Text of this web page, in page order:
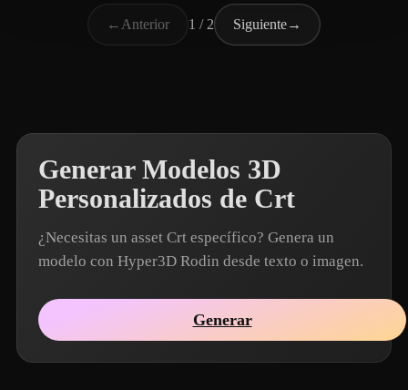
← Anterior 1 / 2 Siguiente→
Generar Modelos 3D
Personalizados de Crt
¿Necesitas un asset Crt específico? Genera un
modelo con Hyper3D Rodin desde texto o imagen.
Generar